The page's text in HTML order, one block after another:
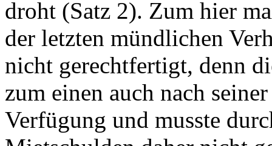
droht (Satz 2). Zum hier
der letzten mündlichen
nicht gerechtfertigt, denn
zum einen auch nach
Verfügung und musste